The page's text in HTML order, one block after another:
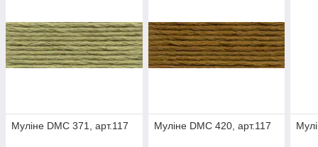
Муліне DMC 371, арт.117 Муліне DMC 420, арт.117